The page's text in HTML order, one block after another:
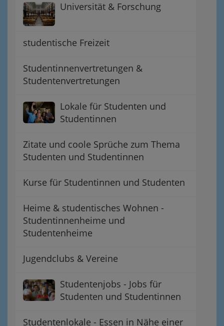
Universität & Forschung
studentische Freizeit
Studentinnenvertretungen &
Studentenvertretungen
Lokale für Studenten und
Studentinnen
Zitate und coole Sprüche zum Thema
Studenten und Studentinnen
Kurse für Studentinnen und Studenten
Heime & studentisches Wohnen -
Studentinnenheime und
Studentenheime
Jugendclubs & Vereine
Studentenjobs - Jobs für
Studenten und Studentinnen
Studentenlokale - Essen in Nähe einer